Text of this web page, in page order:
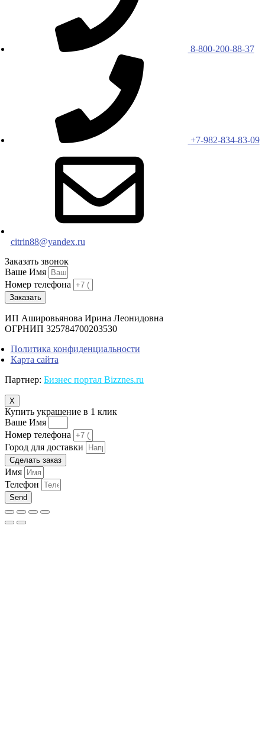
8-800-200-88-37
+7-982-834-83-09
citrin88@yandex.ru
Заказать звонок
Ваше Имя
Номер телефона
Заказать
ИП Ашировьянова Ирина Леонидовна
ОГРНИП 325784700203530
Политика конфиденциальности
Карта сайта
Партнер: Бизнес портал Bizznes.ru
X
Купить украшение в 1 клик
Ваше Имя
Номер телефона
Город для доставки
Сделать заказ
Имя
Телефон
Send